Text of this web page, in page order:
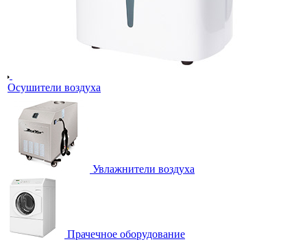
Осушители воздуха
Увлажнители воздуха
Прачечное оборудование